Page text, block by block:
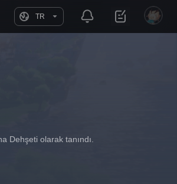
TR
Dehşeti olarak tanındı.